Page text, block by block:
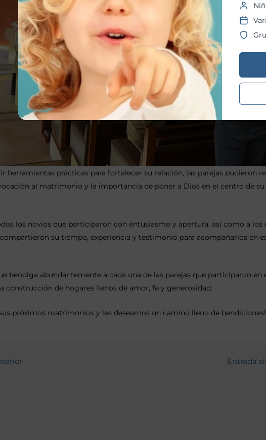
herramientas prácticas para fortalecer su relación, las parejas pudieron
al matrimonio y la importancia de poner a Dios en el centro de
los novios que participaron con entusiasmo y apertura, así como a los
su tiempo, experiencia y testimonio para acompañarlos en
bendiga abundantemente a cada una de las parejas que participaron en
construcción de hogares llenos de amor, fe y generosidad.
próximos matrimonios y les deseamos un camino lleno de bendiciones!
Entrada